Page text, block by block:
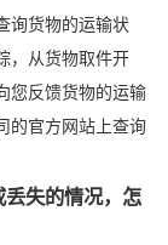
询货物的运输状
，从货物取件开
您反馈货物的运输
的官方网站上查询
失的情况，怎